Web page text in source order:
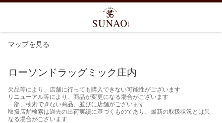
マップを見る
ローソンドラッグミック庄内
欠品等により、店舗に行っても購入できない可能性がございます
リニューアル等により、商品が変更になる場合がございます
一部、検索できない商品、並びに店舗がございます
取扱店舗検索は過去の出荷実績に基づくものであり、最新の取扱状況とは異
なる場合がございます